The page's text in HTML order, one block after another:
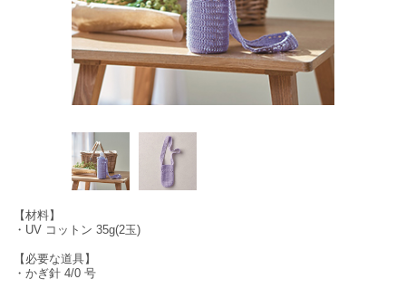
【材料】
・UV コットン 35g(2玉)
【必要な道具】
・かぎ針 4/0 号